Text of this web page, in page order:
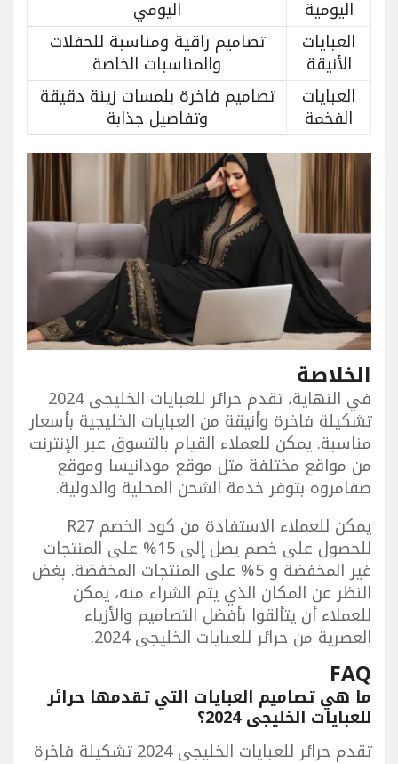
اليومية
اليومي
العبايات
الأنيقة
تصاميم راقية ومناسبة للحفلات
والمناسبات الخاصة
العبايات
الفخمة
تصاميم فاخرة بلمسات زينة دقيقة
وتفاصيل جذابة
الخلاصة
في النهاية، تقدم حرائر للعبايات الخليجى 2024
تشكيلة فاخرة وأنيقة من العبايات الخليجية بأسعار
مناسبة. يمكن للعملاء القيام بالتسوق عبر الإنترنت
من مواقع مختلفة مثل موقع مودانيسا وموقع
صفامروه بتوفر خدمة الشحن المحلية والدولية.
يمكن للعملاء الاستفادة من كود الخصم R27
للحصول على خصم يصل إلى 15% على المنتجات
غير المخفضة و 5% على المنتجات المخفضة. بغض
النظر عن المكان الذي يتم الشراء منه، يمكن
للعملاء أن يتألقوا بأفضل التصاميم والأزياء
العصرية من حرائر للعبايات الخليجى 2024.
FAQ
ما هي تصاميم العبايات التي تقدمها حرائر
للعبايات الخليجى 2024؟
تقدم حرائر للعبايات الخليجى 2024 تشكيلة فاخرة